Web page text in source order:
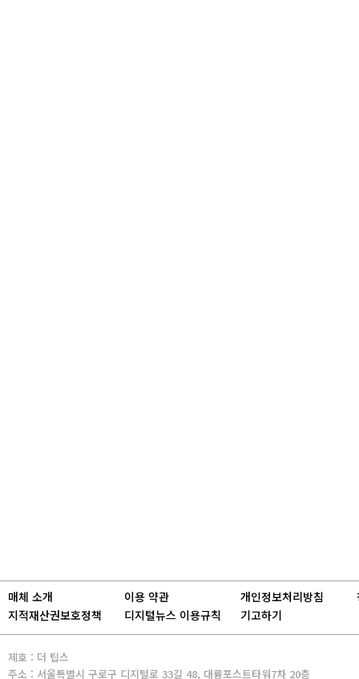
매체 소개 이용 약관 개인정보처리방침
지적재산권보호정책
디지털뉴스 이용규칙 기고하기
제호 : 더 팁스
주소 : 서울특별시 구로구 디지털로 33길 48, 대륭포스트타워7차 20층